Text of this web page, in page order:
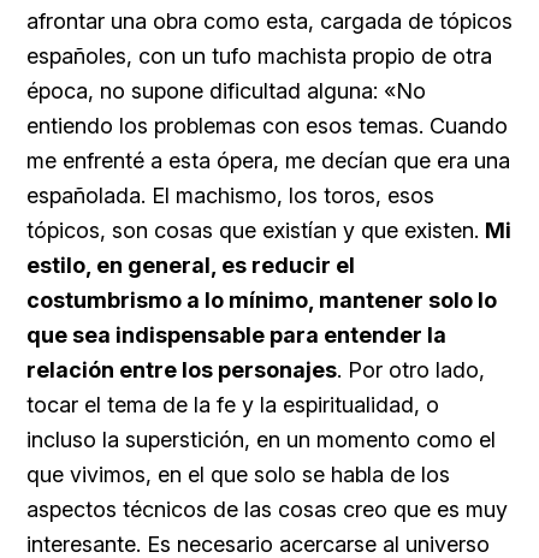
afrontar una obra como esta, cargada de tópicos
españoles, con un tufo machista propio de otra
época, no supone dificultad alguna: «No
entiendo los problemas con esos temas. Cuando
me enfrenté a esta ópera, me decían que era una
españolada. El machismo, los toros, esos
tópicos, son cosas que existían y que existen. Mi
estilo, en general, es reducir el
costumbrismo a lo mínimo, mantener solo lo
que sea indispensable para entender la
relación entre los personajes. Por otro lado,
tocar el tema de la fe y la espiritualidad, o
incluso la superstición, en un momento como el
que vivimos, en el que solo se habla de los
aspectos técnicos de las cosas creo que es muy
interesante. Es necesario acercarse al universo